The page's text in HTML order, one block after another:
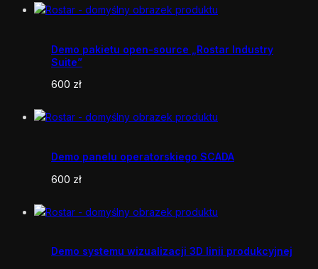
Demo pakietu open-source „Rostar Industry
Suite”
600 zł
Demo panelu operatorskiego SCADA
600 zł
Demo systemu wizualizacji 3D linii produkcyjnej